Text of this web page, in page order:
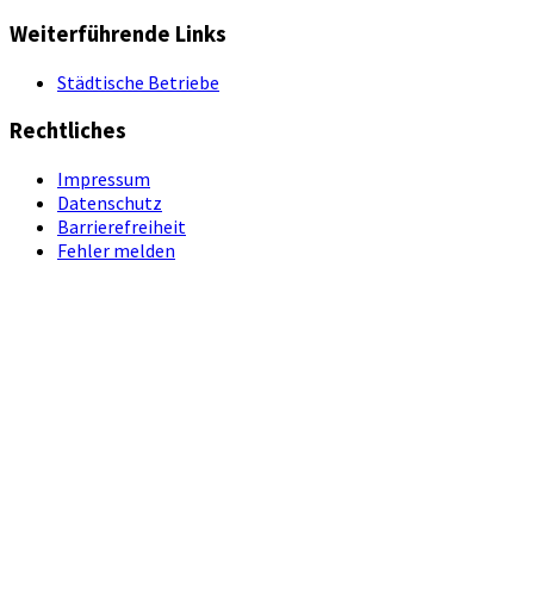
Weiterführende Links
Städtische Betriebe
Rechtliches
Impressum
Datenschutz
Barrierefreiheit
Fehler melden